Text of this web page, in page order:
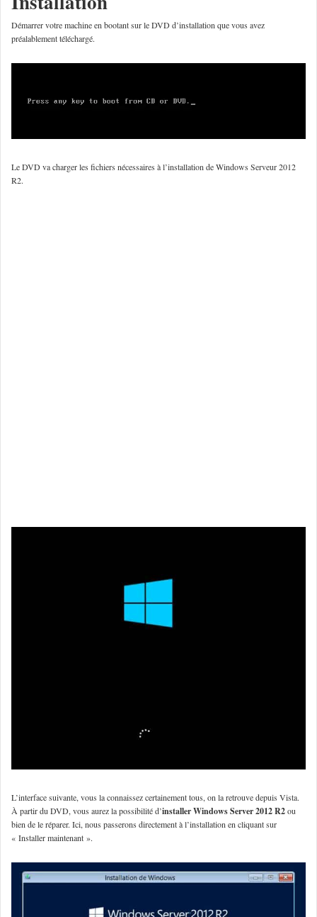
Démarrer votre machine en bootant sur le DVD d’installation que vous avez
préalablement téléchargé.
Le DVD va charger les fichiers nécessaires à l’installation de Windows Serveur 2012
R2.
L’interface suivante, vous la connaissez certainement tous, on la retrouve depuis Vista.
À partir du DVD, vous aurez la possibilité d’installer Windows Server 2012 R2ou
bien de le réparer. Ici, nous passerons directement à l’installation en cliquant sur
« Installer maintenant ».